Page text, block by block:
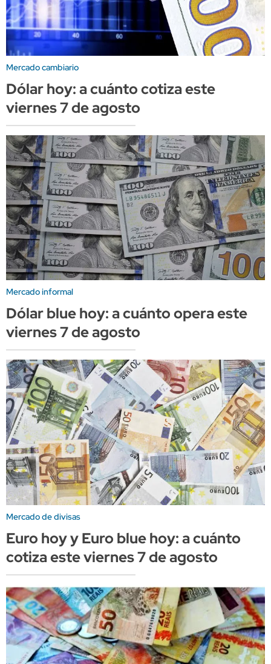
Mercado cambiario
Dólar hoy: a cuánto cotiza este
viernes 7 de agosto
Mercado informal
Dólar blue hoy: a cuánto opera este
viernes 7 de agosto
Mercado de divisas
Euro hoy y Euro blue hoy: a cuánto
cotiza este viernes 7 de agosto